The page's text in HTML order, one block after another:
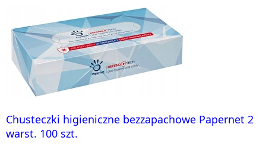
Chusteczki higieniczne bezzapachowe Papernet 2
warst. 100 szt.